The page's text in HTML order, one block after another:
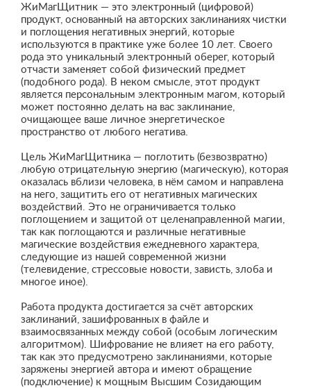
ЖиМагЩитник — это электронный (цифровой)
продукт, основанный на авторских заклинаниях чистки
и поглощения негативных энергий, которые
используются в практике уже более 10 лет. Своего
рода это уникальный электронный оберег, который
отчасти заменяет собой физический предмет
(подобного рода). В неком смысле, этот продукт
является персональным электронным магом, который
может постоянно делать на вас заклинание,
очищающее ваше личное энергетическое
пространство от любого негатива.
Цель ЖиМагЩитника — поглотить (безвозвратно)
любую отрицательную энергию (магическую), которая
оказалась вблизи человека, в нём самом и направлена
на него, защитить его от негативных магических
воздействий. Это не ограничивается только
поглощением и защитой от целенаправленной магии,
так как поглощаются и различные негативные
магические воздействия ежедневного характера,
следующие из нашей современной жизни
(телевидение, стрессовые новости, зависть, злоба и
многое иное).
Работа продукта достигается за счёт авторских
заклинаний, зашифрованных в файле и
взаимосвязанных между собой (особым логическим
алгоритмом). Шифрование не влияет на его работу,
так как это предусмотрено заклинаниями, которые
заряжены энергией автора и имеют обращение
(подключение) к мощным Высшим Созидающим